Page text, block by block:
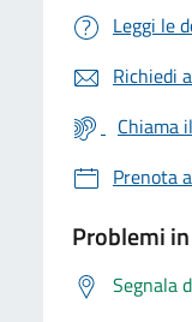
Leggi le
Richiedi
Chiama
Prenota
Problemi
Segnala